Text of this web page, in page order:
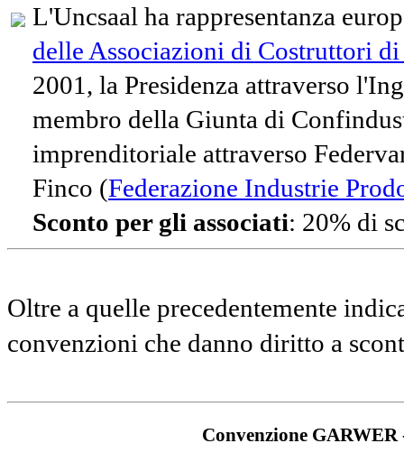
L'Uncsaal ha rappresentanza
delle Associazioni di Costruttori
2001, la Presidenza attraverso
membro della Giunta di
imprenditoriale attraverso
Finco (Federazione Industrie
Sconto per gli associati: 20% di
Oltre a quelle precedentemente
convenzioni che danno diritto a
Convenzione